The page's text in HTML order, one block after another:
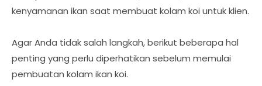
kenyamanan ikan saat membuat kolam koi untuk klien.
Agar Anda tidak salah langkah, berikut beberapa hal
penting yang perlu diperhatikan sebelum memulai
pembuatan kolam ikan koi.